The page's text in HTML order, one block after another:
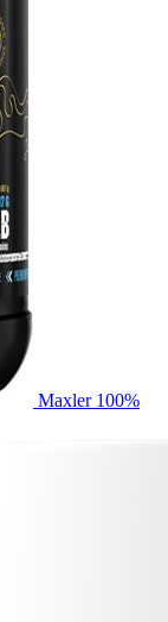
Maxler 100%